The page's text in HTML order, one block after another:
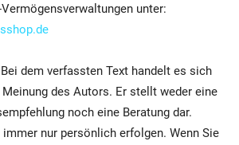
unter:
Bei dem verfassten Text handelt es sich
des Autors. Er stellt weder eine
noch eine Beratung dar.
immer nur persönlich erfolgen. Wenn Sie